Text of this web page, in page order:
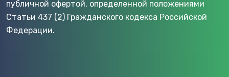
публичной офертой, определенной положениями
Статьи 437 (2) Гражданского кодекса Российской
Федерации.